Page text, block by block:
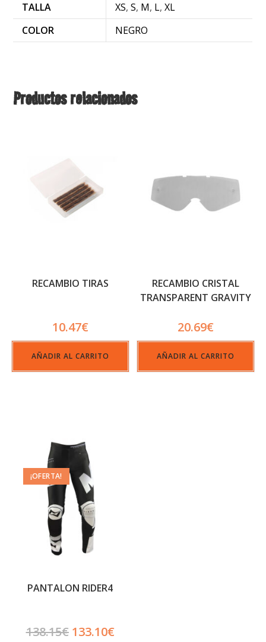
TALLA
XS,S, M, L,XL
COLOR
NEGRO
Productos relacionados
RECAMBIO TIRAS
10.47€
AÑADIR AL CARRITO
RECAMBIO CRISTAL
TRANSPARENT GRAVITY
20.69€
AÑADIR AL CARRITO
¡OFERTA!
PANTALON RIDER4
138.15€ 133.10€